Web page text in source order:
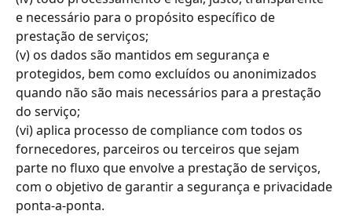
e necessário para o propósito específico de
prestação de serviços;
(v) os dados são mantidos em segurança e
protegidos, bem como excluídos ou anonimizados
quando não são mais necessários para a prestação
do serviço;
(vi) aplica processo de compliance com todos os
fornecedores, parceiros ou terceiros que sejam
parte no fluxo que envolve a prestação de serviços,
com o objetivo de garantir a segurança e privacidade
ponta-a-ponta.